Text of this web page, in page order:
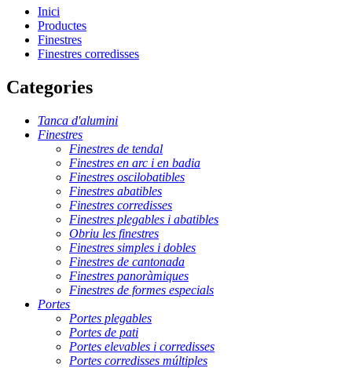
Inici
Productes
Finestres
Finestres corredisses
Categories
Tanca d'alumini
Finestres
Finestres de tendal
Finestres en arc i en badia
Finestres oscilobatibles
Finestres abatibles
Finestres corredisses
Finestres plegables i abatibles
Obriu les finestres
Finestres simples i dobles
Finestres de cantonada
Finestres panoràmiques
Finestres de formes especials
Portes
Portes plegables
Portes de pati
Portes elevables i corredisses
Portes corredisses múltiples